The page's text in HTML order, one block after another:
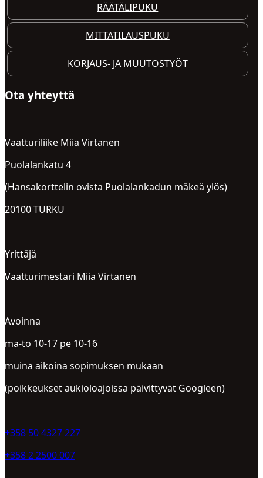
RÄÄTÄLIPUKU
MITTATILAUSPUKU
KORJAUS- JA MUUTOSTYÖT
Ota yhteyttä
Vaatturiliike Miia Virtanen
Puolalankatu 4
(Hansakorttelin ovista Puolalankadun mäkeä ylös)
20100 TURKU
Yrittäjä
Vaatturimestari Miia Virtanen
Avoinna
ma-to 10-17 pe 10-16
muina aikoina sopimuksen mukaan
(poikkeukset aukioloajoissa päivittyvät Googleen)
+358 50 4327 227
+358 2 2500 007